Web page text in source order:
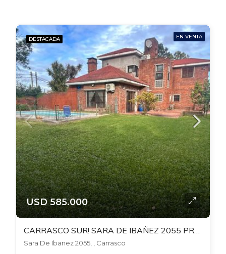
DESTACADA EN VENTA
USD 585.000
Sara De Ibanez 2055, , Carrasco